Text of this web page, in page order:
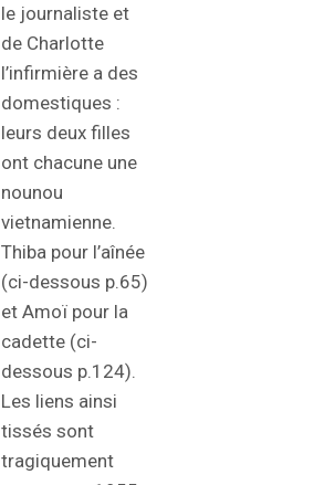
le journaliste et
de Charlotte
l’infirmière a des
domestiques :
leurs deux filles
ont chacune une
nounou
vietnamienne.
Thiba pour l’aînée
(ci-dessous p.65)
et Amoï pour la
cadette (ci-
dessous p.124).
Les liens ainsi
tissés sont
tragiquement